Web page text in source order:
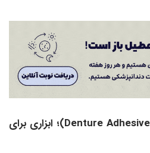
؛ ابزاری برای